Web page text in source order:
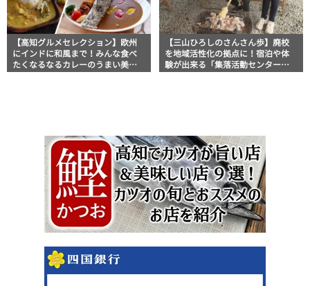
【高知グルメセレクション】欧州
にインドに和風まで！みんな食べ
たくなるなるカレーのうまい美味
しい店10選
【三山ひろしのさんさん歩】廃校
を地域活性化の拠点に！宿泊や体
験が出来る「集落活動センターい
しはらの里」